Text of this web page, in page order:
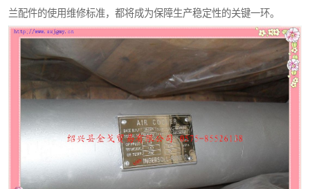
兰配件的使用维修标准，都将成为保障生产稳定性的关键一环。